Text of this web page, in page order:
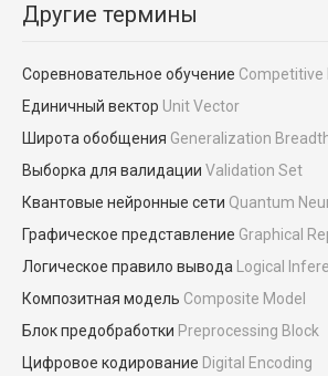
Другие термины
Соревновательное обучение Competitive
Единичный вектор Unit Vector
Широта обобщения Generalization
Выборка для валидации Validation Set
Квантовые нейронные сети Quantum
Графическое представление Graphical
Логическое правило вывода
Logical
Композитная модель Composite Model
Блок предобработки Preprocessing Block
Цифровое кодирование Digital Encoding